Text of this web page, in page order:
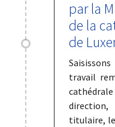
par la
de la
de
travail
titulaire,